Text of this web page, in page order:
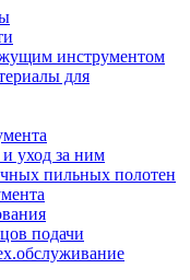
инструментом
для
и уход за ним
пильных полотен
подачи